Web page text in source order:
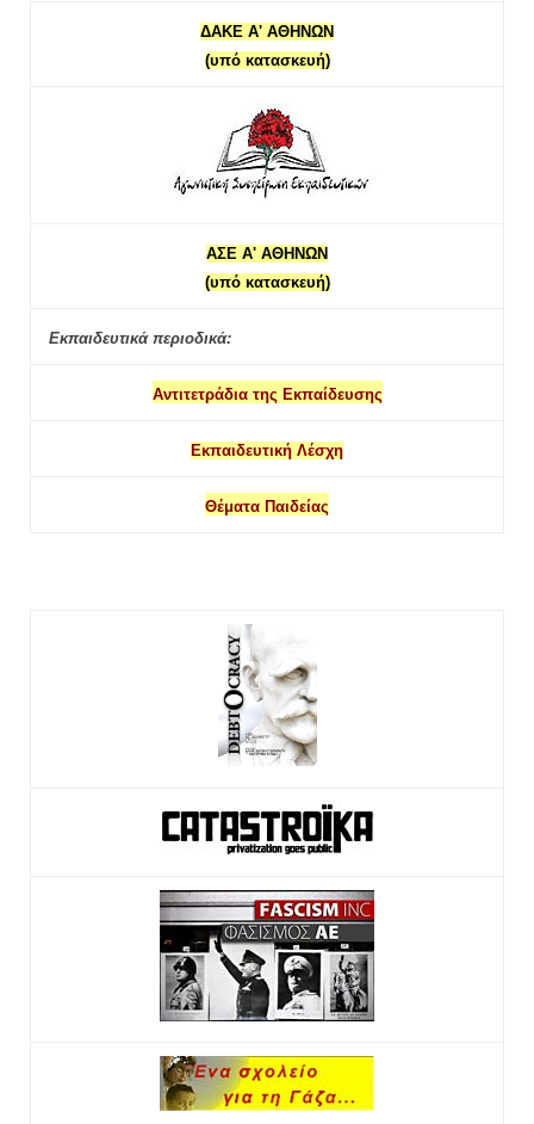
ΔΑΚΕ Α' ΑΘΗΝΩΝ
(υπό κατασκευή)
ΑΣΕ Α' ΑΘΗΝΩΝ
(υπό κατασκευή)
Εκπαιδευτικά περιοδικά:
Αντιτετράδια της Εκπαίδευσης
Εκπαιδευτική Λέσχη
Θέματα Παιδείας